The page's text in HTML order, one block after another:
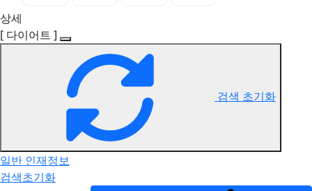
상세
[ 다이어트 ]
검색 초기화
일반 인재정보
검색초기화